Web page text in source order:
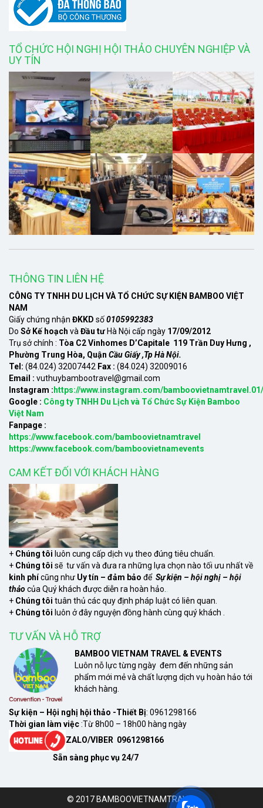
TỔ CHỨC HỘI NGHỊ HỘI THẢO CHUYÊN NGHIỆP VÀ
UY TÍN
THÔNG TIN LIÊN HỆ
CÔNG TY TNHH DU LỊCH VÀ TỔ CHỨC SỰ KIỆN BAMBOO VIỆT
NAM
Giấy chứng nhận ĐKKD số0105992383
Do Sở Kế hoạch vàĐầu tư Hà Nội cấp ngày 17/09/2012
Trụ sở chính : Tòa C2 Vinhomes D’Capitale 119 Trần Duy Hưng ,
Phường Trung Hòa, Quận Cầu Giấy ,Tp Hà Nội.
Tel: (84.024) 32007442 Fax : (84.024) 32009016
Email : vuthuybambootravel@gmail.com
Instagram : https://www.instagram.com/bamboovietnamtravel.01/
Google : Công ty TNHH Du Lịch và Tổ Chức Sự Kiện Bamboo
Việt Nam
Fanpage :
https://www.facebook.com/bamboovietnamtravel
https://www.facebook.com/bamboovietnamevents
CAM KẾT ĐỐI VỚI KHÁCH HÀNG
+ Chúng tôi luôn cung cấp dịch vụ theo đúng tiêu chuẩn.
+ Chúng tôi sẽ tư vấn và đưa ra những lựa chọn nào tối ưu nhất về
kinh phícũng như Uy tín – đảm bảo để Sự kiện – hội nghị – hội
thảocủa Quý khách được diễn ra hoàn hảo.
+ Chúng tôi tuân thủ các quy định pháp luật có liên quan.
+ Chúng tôi luôn ở đây nguyện đồng hành cùng quý khách .
TƯ VẤN VÀ HỖ TRỢ
BAMBOO VIETNAM TRAVEL & EVENTS
Luôn nỗ lực từng ngày đem đến những sản
phẩm mới mẻ và chất lượng dịch vụ hoàn hảo tới
khách hàng.
Sự kiện – Hội nghị hội thảo -Thiết Bị: 0961298166
Thời gian làm việc:Từ 8h00 – 18h00 hàng ngày
ZALO/VIBER 0961298166
Sẵn sàng phục vụ 24/7
© 2017 BAMBOOVIETNAMTRAVEL